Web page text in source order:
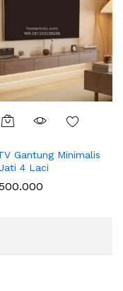
Gantung Minimalis
4 Laci